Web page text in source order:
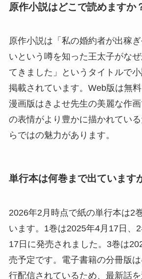
原作小説はどこで読めますか
原作小説は「私の婚約者が出稼
いという噂を知った王太子がな
てきました」というタイトルで
掲載されています。Web版は無料
漫画版はきよせ先生の美麗な作
の表情がより豊かに描かれてい
らではの魅力があります。
単行本は何巻まで出ています
2026年2月時点で紙の単行本は2
います。1巻は2025年4月17日、
17日に発売されました。3巻は
売予定です。電子書籍の分冊版
行配信されているため、最新話